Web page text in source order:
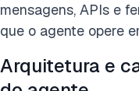
mensagens, APIs e
que o agente opere
Arquitetura e